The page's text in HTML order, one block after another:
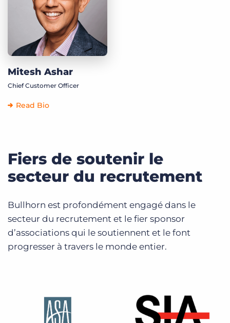
Mitesh Ashar
Chief Customer Officer
Read Bio
Fiers de soutenir le
secteur du recrutement
Bullhorn est profondément engagé dans le
secteur du recrutement et le fier sponsor
d’associations qui le soutiennent et le font
progresser à travers le monde entier.